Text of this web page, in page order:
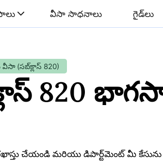
వీసా సాధనాలు గైడ్‌లు
వీసా ( సబ్‌క్లాస్ 820)
820